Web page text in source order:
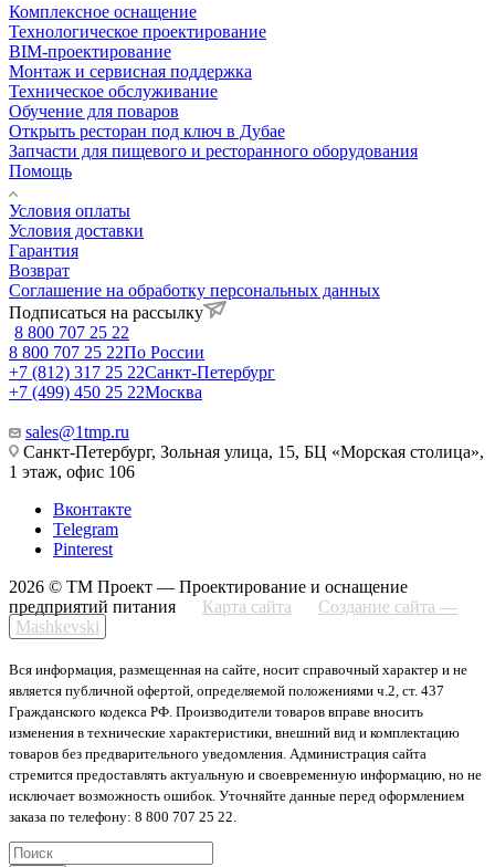
Комплексное оснащение
Технологическое проектирование
BIM-проектирование
Монтаж и сервисная поддержка
Техническое обслуживание
Обучение для поваров
Открыть ресторан под ключ в Дубае
Запчасти для пищевого и ресторанного оборудования
Помощь
Условия оплаты
Условия доставки
Гарантия
Возврат
Соглашение на обработку персональных данных
Подписаться на рассылку
8 800 707 25 22
8 800 707 25 22По России
+7 (812) 317 25 22Санкт-Петербург
+7 (499) 450 25 22Москва
sales@1tmp.ru
Санкт-Петербург, Зольная улица, 15, БЦ «Морская столица»,
1 этаж, офис 106
Вконтакте
Telegram
Pinterest
2026 © ТМ Проект — Проектирование и оснащение
предприятий питания
Карта сайта
Создание сайта —
Mashkevski
Вся информация, размещенная на сайте, носит справочный характер и не
является публичной офертой, определяемой положениями ч.2, ст. 437
Гражданского кодекса РФ. Производители товаров вправе вносить
изменения в технические характеристики, внешний вид и комплектацию
товаров без предварительного уведомления. Администрация сайта
стремится предоставлять актуальную и своевременную информацию, но не
исключает возможность ошибок. Уточняйте данные перед оформлением
заказа по телефону: 8 800 707 25 22.